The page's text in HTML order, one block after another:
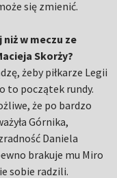
się zmienić.
w meczu ze
Skorży?
żeby piłkarze Legii
to początek rundy.
że po bardzo
Górnika,
Daniela
brakuje mu Miro
sobie radzili.